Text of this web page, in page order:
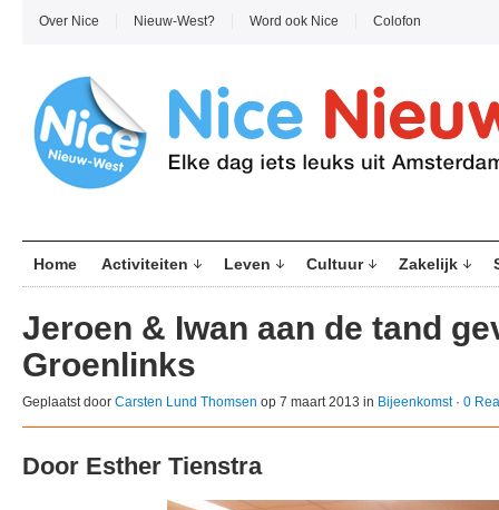
Over Nice Nieuw-West? Word ook Nice Colofon
Home Activiteiten Leven Cultuur Zakelijk
Jeroen & Iwan aan de tand
Groenlinks
Geplaatst door Carsten Lund Thomsen op 7 maart 2013 in Bijeenkomst· 0
Door Esther Tienstra